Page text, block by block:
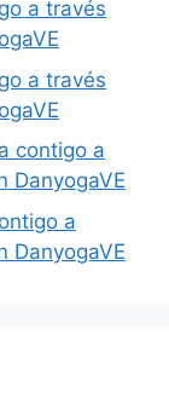
a través
a través
contigo a
DanyogaVE
a
DanyogaVE